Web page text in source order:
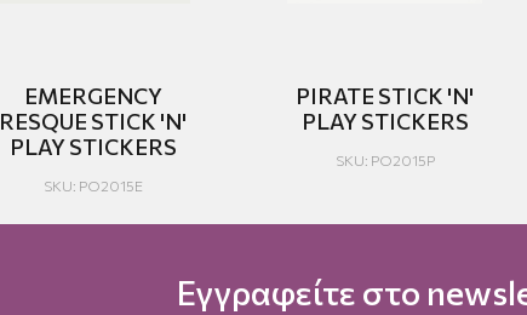
EMERGENCY
RESQUE STICK 'N'
PLAY STICKERS
SKU: PO2015E
PIRATE STICK 'N'
PLAY STICKERS
SKU: PO2015P
Εγγραφείτε στο